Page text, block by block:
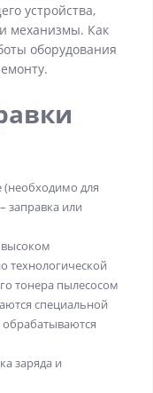
устройства,
механизмы. Как
оборудования
(необходимо для
заправка или
высоком
технологической
тонера пылесосом
специальной
обрабатываются
заряда и